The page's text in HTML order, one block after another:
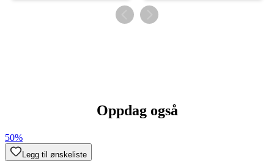
Oppdag også
50%
Legg til ønskeliste